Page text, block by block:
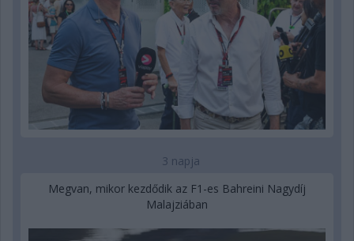
3 napja
Megvan, mikor kezdődik az F1-es Bahreini Nagydíj
Malajziában